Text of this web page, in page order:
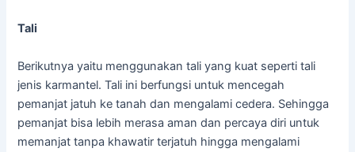
Tali
Berikutnya yaitu menggunakan tali yang kuat seperti tali
jenis karmantel. Tali ini berfungsi untuk mencegah
pemanjat jatuh ke tanah dan mengalami cedera. Sehingga
pemanjat bisa lebih merasa aman dan percaya diri untuk
memanjat tanpa khawatir terjatuh hingga mengalami